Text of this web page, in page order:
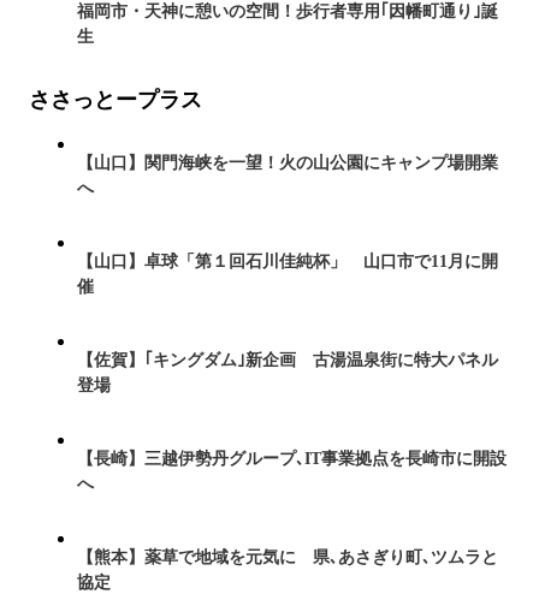
福岡市・天神に憩いの空間！歩行者専用｢因幡町通り｣誕
生
ささっとープラス
【山口】関門海峡を一望！火の山公園にキャンプ場開業
へ
【山口】卓球「第１回石川佳純杯」 山口市で11月に開
催
【佐賀】｢キングダム｣新企画 古湯温泉街に特大パネル
登場
【長崎】三越伊勢丹グループ､IT事業拠点を長崎市に開設
へ
【熊本】薬草で地域を元気に 県､あさぎり町､ツムラと
協定